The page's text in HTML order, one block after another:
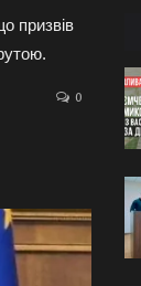
призвів
0